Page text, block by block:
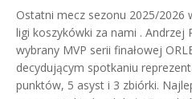
Ostatni mecz sezonu 2025/2026
ligi koszykówki za nami . Andrzej
wybrany MVP serii finałowej
decydującym spotkaniu
punktów, 5 asyst i 3 zbiórki.